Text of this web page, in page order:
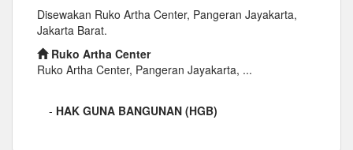
Disewakan Ruko Artha Center, Pangeran Jayakarta,
Jakarta Barat.
Ruko Artha Center
Ruko Artha Center, Pangeran Jayakarta, ...
- HAK GUNA BANGUNAN (HGB)